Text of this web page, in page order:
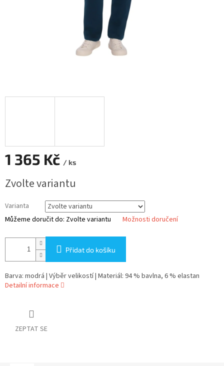
1 365 Kč / ks
cena:
Zvolte variantu
Varianta
Můžeme doručit do: Zvolte variantu Možnosti doručení
Přidat do košíku
Barva: modrá | Výběr velikostí | Materiál: 94 % bavlna, 6 % elastan
Detailní informace
ZEPTAT SE